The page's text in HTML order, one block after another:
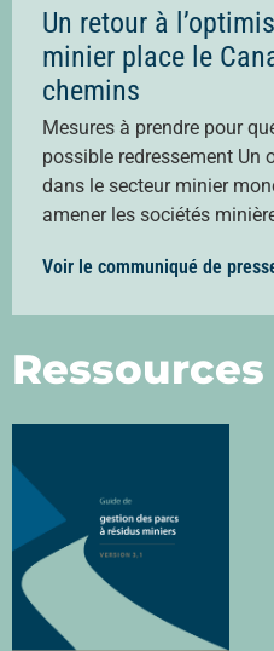
Un retour à
minier place le
chemins
Mesures à prendre pour
possible redressement Un
dans le secteur minier
amener les sociétés
Voir le communiqué de